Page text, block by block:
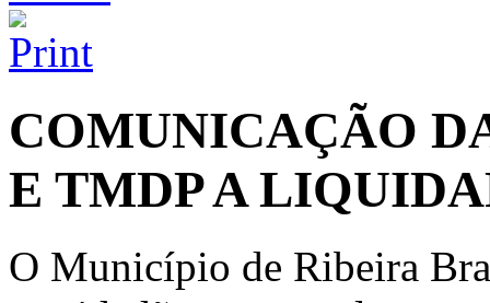
COMUNICAÇÃO
E TMDP A
O Município de Ribeira